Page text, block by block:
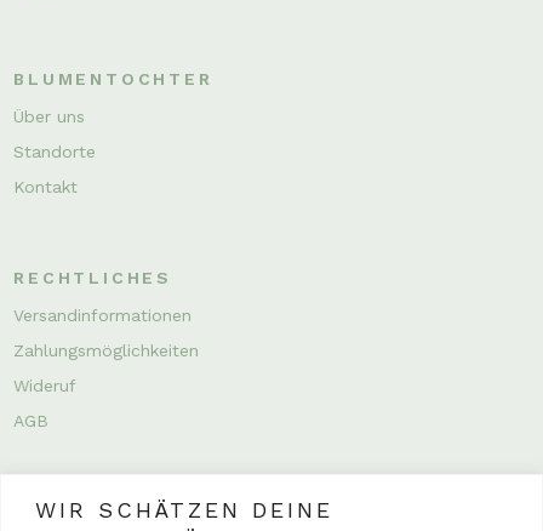
WIR SCHÄTZEN DEINE
BLUMENTOCHTER
Über uns
Standorte
Kontakt
RECHTLICHES
Versandinformationen
Zahlungsmöglichkeiten
Wideruf
AGB